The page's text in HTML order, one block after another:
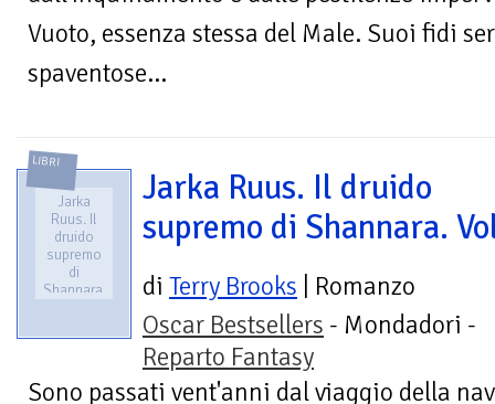
Vuoto, essenza stessa del Male. Suoi fidi
spaventose...
LIBRI
Jarka
Ruus. Il
druido
supremo
di
Shannara.
Jarka Ruus. Il druido
supremo di Shannara.
di Terry Brooks | Romanzo
Oscar Bestsellers - Mondadori -
Reparto Fantasy
Sono passati vent'anni dal viaggio della